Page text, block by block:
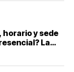
horario y sede
La